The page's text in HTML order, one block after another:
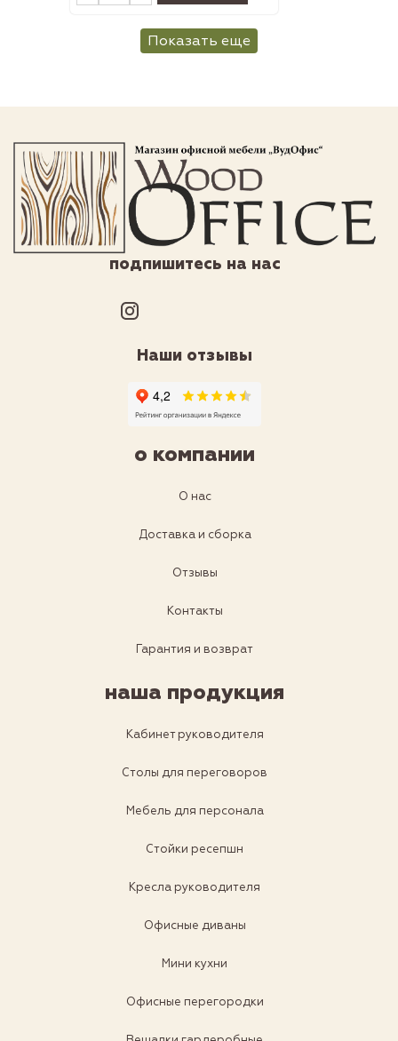
Показать еще
подпишитесь на нас
Наши отзывы
о компании
О нас
Доставка и сборка
Отзывы
Контакты
Гарантия и возврат
наша продукция
Кабинет руководителя
Столы для переговоров
Мебель для персонала
Стойки ресепшн
Кресла руководителя
Офисные диваны
Мини кухни
Офисные перегородки